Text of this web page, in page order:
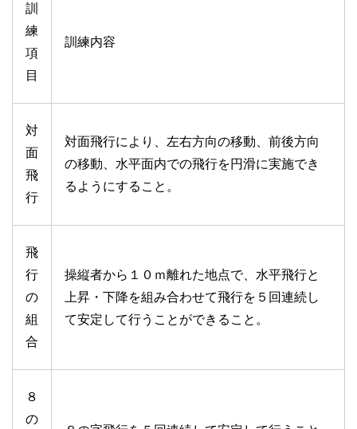
訓
練
項
目
訓練内容
対
面
飛
行
対面飛行により、左右方向の移動、前後方向
の移動、水平面内での飛行を円滑に実施でき
るようにすること。
飛
行
の
組
合
操縦者から１０ｍ離れた地点で、水平飛行と
上昇・下降を組み合わせて飛行を５回連続し
て安定して行うことができること。
８
の